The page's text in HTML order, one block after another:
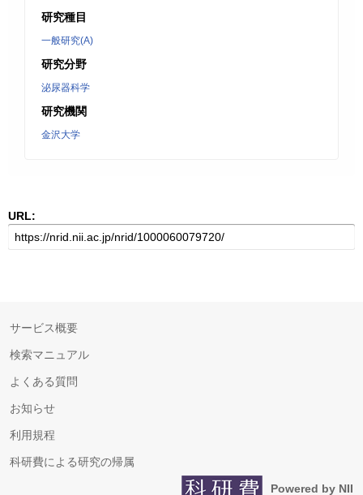
研究種目
一般研究(A)
研究分野
泌尿器科学
研究機関
金沢大学
URL:
サービス概要
検索マニュアル
よくある質問
お知らせ
利用規程
科研費による研究の帰属
Powered by NII